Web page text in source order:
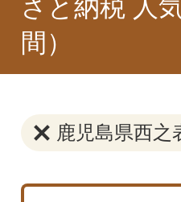
さと納税 人
間）
鹿児島県西之